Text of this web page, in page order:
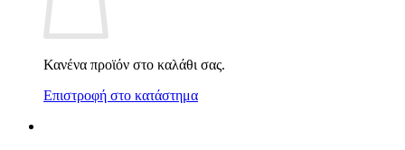
Κανένα προϊόν στο καλάθι σας.
Επιστροφή στο κατάστημα